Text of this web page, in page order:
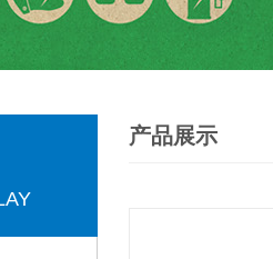
产品展示